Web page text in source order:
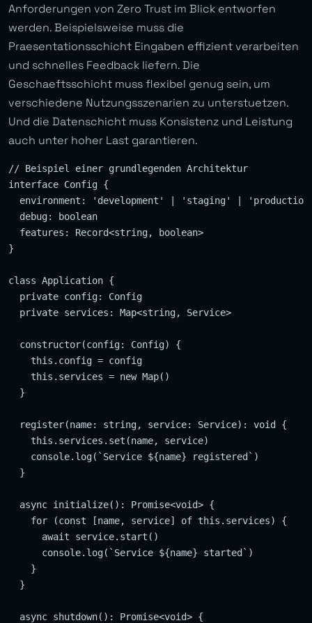
Anforderungen von Zero Trust im Blick entworfen
werden. Beispielsweise muss die
Praesentationsschicht Eingaben effizient verarbeiten
und schnelles Feedback liefern. Die
Geschaeftsschicht muss flexibel genug sein, um
verschiedene Nutzungsszenarien zu unterstuetzen.
Und die Datenschicht muss Konsistenz und Leistung
auch unter hoher Last garantieren.
// Beispiel einer grundlegenden Architektur
interface Config {
environment: 'development' | 'staging' |
  debug: boolean
  features: Record<string, boolean>
}
class Application {
  private config: Config
  private services: Map<string, Service>
  constructor(config: Config) {
    this.config = config
    this.services = new Map()
  }
  register(name: string, service: Service): void {
    this.services.set(name, service)
    console.log(`Service ${name} registered`)
  }
  async initialize(): Promise<void> {
    for (const [name, service] of this.services) {
      await service.start()
      console.log(`Service ${name} started`)
    }
  }
  async shutdown(): Promise<void> {